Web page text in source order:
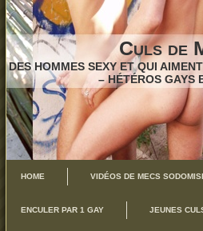
Culs de
DES HOMMES SEXY ET QUI
– HÉTÉROS GAYS
HOME VIDÉOS DE MECS
ENCULER PAR 1 GAY JEUNES